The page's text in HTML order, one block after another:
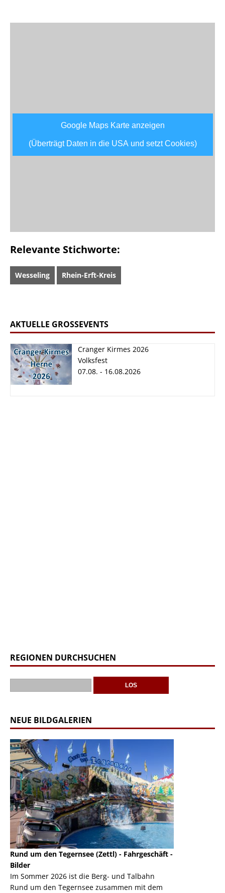
Google Maps Karte anzeigen
(Überträgt Daten in die USA und setzt Cookies)
Relevante Stichworte:
Wesseling Rhein-Erft-Kreis
AKTUELLE GROSSEVENTS
Cranger Kirmes 2026
Volksfest
07.08. - 16.08.2026
REGIONEN DURCHSUCHEN
NEUE BILDGALERIEN
Rund um den Tegernsee (Zettl) - Fahrgeschäft -
Bilder
Im Sommer 2026 ist die Berg- und Talbahn
Rund um den Tegernsee zusammen mit dem